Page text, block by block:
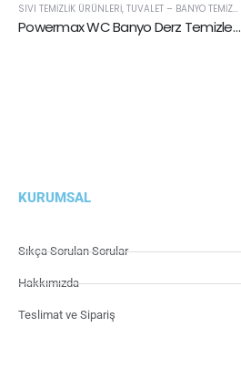
SIVI TEMIZLIK ÜRÜNLERI, TUVALET – BANYO TEMIZLEYICILER
Powermax WC Banyo Derz Temizleyici 30 lt
KURUMSAL
Sıkça Sorulan Sorular
Hakkımızda
Teslimat ve Sipariş